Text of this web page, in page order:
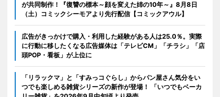
が共同制作！『復讐の標本～顔を変えた姉の10年～』8月8日
（土）コミックシーモアより先行配信【コミックアウル】
広告がきっかけで購入・利用した経験がある人は25.0％。実際
に行動に移したくなる広告媒体は「テレビCM」「チラシ」「店
頭POP・看板」が上位に
「リラックマ」と「すみっコぐらし」からパン屋さん気分をい
つでも楽しめる雑貨シリーズの新作が登場！ 「いつでもベーカ